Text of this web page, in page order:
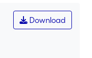
Download